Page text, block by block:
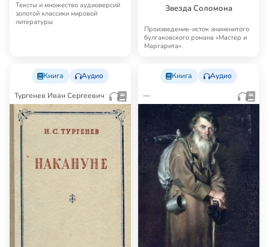
Тексты и множество аудиоверсий
золотой классики мировой
литературы
Звезда Соломона
Произведение-исток знаменитого
булгаковского романа «Мастер и
Маргарита».
Книга Аудио
Тургенев Иван Сергеевич
Книга Аудио
—